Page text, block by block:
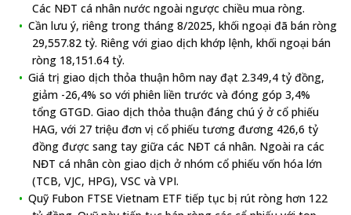
Các NĐT cá nhân nước ngoài ngược chiều mua ròng.
Cần lưu ý, riêng trong tháng 8/2025, khối ngoại đã bán ròng
29,557.82 tỷ. Riêng với giao dịch khớp lệnh, khối ngoại bán
ròng 18,151.64 tỷ.
Giá trị giao dịch thỏa thuận hôm nay đạt 2.349,4 tỷ đồng,
giảm -26,4% so với phiên liền trước và đóng góp 3,4%
tổng GTGD. Giao dịch thỏa thuận đáng chú ý ở cổ phiếu
HAG, với 27 triệu đơn vị cổ phiếu tương đương 426,6 tỷ
đồng được sang tay giữa các NĐT cá nhân. Ngoài ra các
NĐT cá nhân còn giao dịch ở nhóm cổ phiếu vốn hóa lớn
(TCB, VJC, HPG), VSC và VPI.
Quỹ Fubon FTSE Vietnam ETF tiếp tục bị rút ròng hơn 122